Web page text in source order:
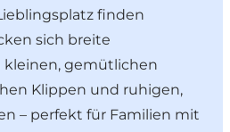
finden
sich breite
kleinen, gemütlichen
Klippen und ruhigen,
– perfekt für Familien mit